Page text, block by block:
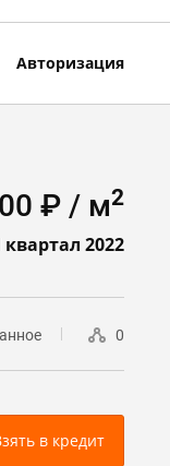
Авторизация
₽ / м2
квартал 2022
0
в кредит